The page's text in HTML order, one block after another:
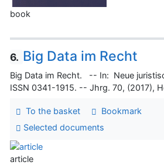
book
6. Big Data im Recht
Big Data im Recht. -- In: Neue
ISSN 0341-1915. -- Jhrg. 70, (2017),
To the basket
Bookmark
Selected documents
article